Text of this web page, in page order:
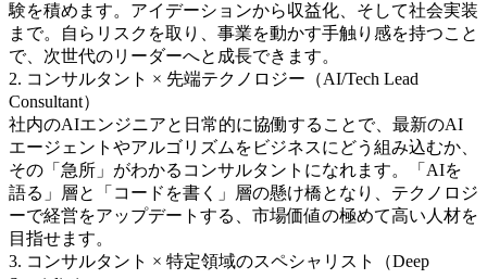
験を積めます。アイデーションから収益化、そして社会実装
まで。自らリスクを取り、事業を動かす手触り感を持つこと
で、次世代のリーダーへと成長できます。
2. コンサルタント × 先端テクノロジー（AI/Tech Lead
Consultant）
社内のAIエンジニアと日常的に協働することで、最新のAI
エージェントやアルゴリズムをビジネスにどう組み込むか、
その「急所」がわかるコンサルタントになれます。「AIを
語る」層と「コードを書く」層の懸け橋となり、テクノロジ
ーで経営をアップデートする、市場価値の極めて高い人材を
目指せます。
3. コンサルタント × 特定領域のスペシャリスト（Deep